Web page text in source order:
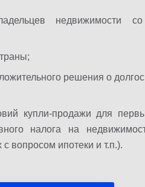
недвижимости со
решения о
купли-продажи для
налога на
вопросом ипотеки и т.п.).